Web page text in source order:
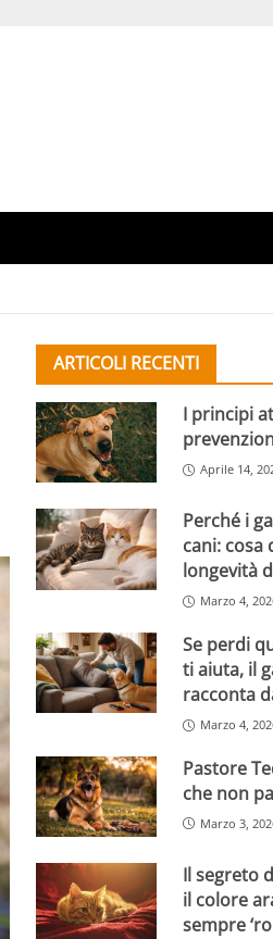
ARTICOLI RECENTI
I principi
Aprile 14,
Perché i
cani: cosa
longevità
Marzo 4,
Se perdi
ti aiuta, il
racconta
Marzo 4,
Pastore
che non
Marzo 3,
Il segreto
il colore
sempre